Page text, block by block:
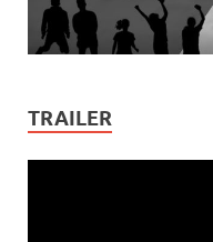
TRAILER